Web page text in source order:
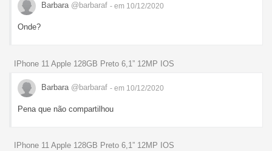
Barbara @barbaraf - em 10/12/2020
Onde?
IPhone 11 Apple 128GB Preto 6,1” 12MP IOS
Barbara @barbaraf - em 10/12/2020
Pena que não compartilhou
IPhone 11 Apple 128GB Preto 6,1” 12MP IOS